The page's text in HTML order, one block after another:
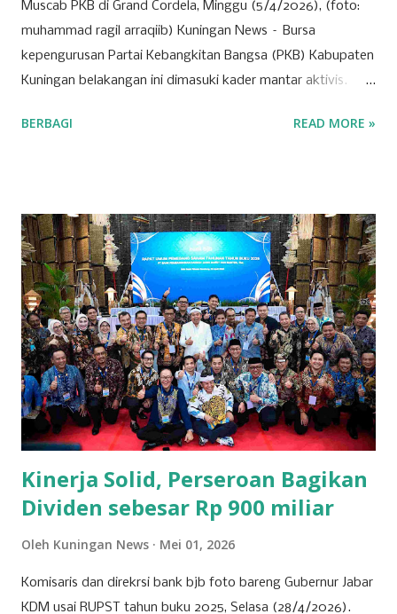
Muscab PKB di Grand Cordela, Minggu (5/4/2026), (foto:
muhammad ragil arraqiib) Kuningan News – Bursa
kepengurusan Partai Kebangkitan Bangsa (PKB) Kabupaten
Kuningan belakangan ini dimasuki kader mantar aktivis.
semakin menunjukkan wajah barunya sebagai partai yang
tersebut. Drs. H. Ujang Kosasih, Ketua PKB Kuningan,
menyebut PKB saat ini adalah wadah bagi seluruh warga
negara tanpa melihat latar belakang organisasi maupun
agama. Fenomena menarik perhatian adalah bergabungnya
sejumlah nama besar dari kalangan aktivis muda, seperti
Sadam Husain. Ada anak muda dari kalangan
Muhammadiyah, NU, hingga mantan aktivis dari organisasi
mahasiswa seperti, PMII dan GMNI yang ikut merapat.
“Alhamdulillah di Muscab kali ini dalam rangka menyusun
struktur DPC ke depan 202...
BERBAGI READ MORE »
Kinerja Solid, Perseroan Bagikan
Dividen sebesar Rp 900 miliar
Oleh Kuningan News Mei 01, 2026
Komisaris dan direkrsi bank bjb foto bareng Gubernur Jabar
KDM usai RUPST tahun buku 2025, Selasa (28/4/2026).